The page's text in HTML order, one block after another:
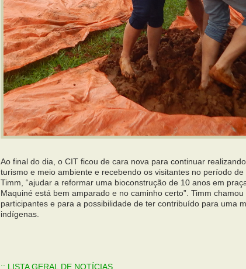
Ao final do dia, o CIT ficou de cara nova para continuar
turismo e meio ambiente e recebendo os visitantes no período
Timm, “ajudar a reformar uma bioconstrução de 10 anos em
Maquiné está bem amparado e no caminho certo”. Timm
participantes e para a possibilidade de ter contribuído para uma
indígenas.
:: LISTA GERAL DE NOTÍCIAS